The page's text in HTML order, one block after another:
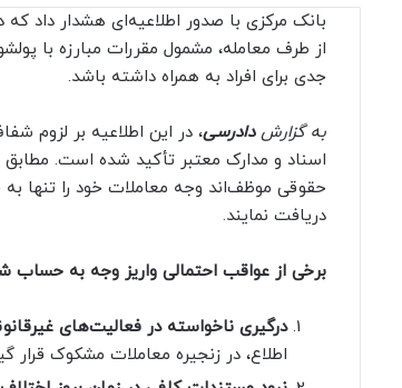
بانک مرکزی با صدور اطلاعیه‌ای هشدار داد
از طرف معامله، مشمول مقررات مبارزه با
جدی برای افراد به همراه داشته باشد.
به گزارشدادرسی، در این اطلاعیه بر لزوم
اسناد و مدارک معتبر تأکید شده است.
حقوقی موظف‌اند وجه معاملات خود را تنها
دریافت نمایند.
برخی از عواقب احتمالی واریز وجه به
درگیری ناخواسته در فعالیت‌های
اطلاع، در زنجیره معاملات مشکوک قرار